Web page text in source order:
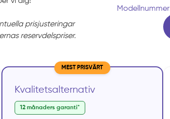
prisjusteringar
reservdelspriser.
MEST PRISVÄRT
Kvalitetsalternativ
12 månaders garanti*